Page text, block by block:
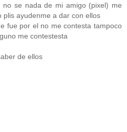
se nada de mi amigo (pixel) me
plis ayudenme a dar con ellos
fue por el no me contesta tampoco
me contestesta
de ellos